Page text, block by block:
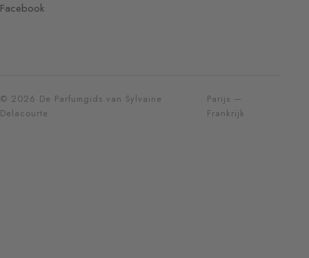
Facebook
© 2026 De Parfumgids van Sylvaine
Delacourte
Parijs —
Frankrijk